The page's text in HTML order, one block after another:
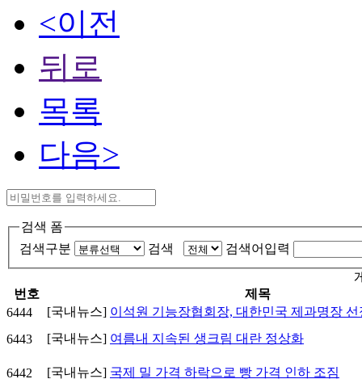
<이전
뒤로
목록
다음>
검색 폼
검색구분
검색 검색어입력
번호
제목
6444
[국내뉴스] 이석원 기능장협회장, 대한민국 제과명장 선
6443
[국내뉴스] 여름내 지속된 생크림 대란 정상화
6442 [국내뉴스] 국제 밀 가격 하락으로 빵 가격 인하 조짐